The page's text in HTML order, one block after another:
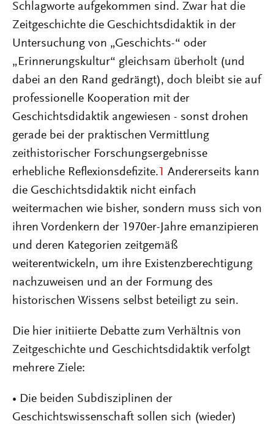
Schlagworte aufgekommen sind. Zwar hat die
Zeitgeschichte die Geschichtsdidaktik in der
Untersuchung von „Geschichts-“ oder
„Erinnerungskultur“ gleichsam überholt (und
dabei an den Rand gedrängt), doch bleibt sie auf
professionelle Kooperation mit der
Geschichtsdidaktik angewiesen - sonst drohen
gerade bei der praktischen Vermittlung
zeithistorischer Forschungsergebnisse
erhebliche Reflexionsdefizite. 1 Andererseits kann
die Geschichtsdidaktik nicht einfach
weitermachen wie bisher, sondern muss sich von
ihren Vordenkern der 1970er-Jahre emanzipieren
und deren Kategorien zeitgemäß
weiterentwickeln, um ihre Existenzberechtigung
nachzuweisen und an der Formung des
historischen Wissens selbst beteiligt zu sein.
Die hier initiierte Debatte zum Verhältnis von
Zeitgeschichte und Geschichtsdidaktik verfolgt
mehrere Ziele:
• Die beiden Subdisziplinen der
Geschichtswissenschaft sollen sich (wieder)